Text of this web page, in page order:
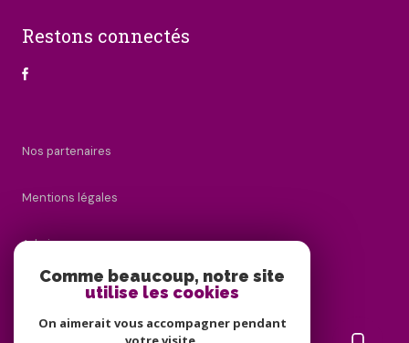
Restons connectés
Nos partenaires
Mentions légales
Admin
Nos honoraires
Comme beaucoup, notre site
utilise les cookies
On aimerait vous accompagner pendant